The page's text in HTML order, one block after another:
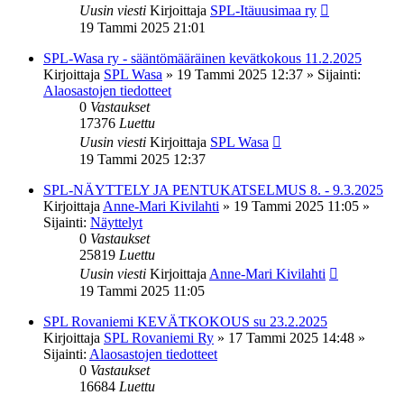
Uusin viesti Kirjoittaja SPL-Itäuusimaa ry
19 Tammi 2025 21:01
SPL-Wasa ry - sääntömääräinen kevätkokous 11.2.2025
Kirjoittaja SPL Wasa » 19 Tammi 2025 12:37 » Sijainti:
Alaosastojen tiedotteet
0 Vastaukset
17376 Luettu
Uusin viesti Kirjoittaja SPL Wasa
19 Tammi 2025 12:37
SPL-NÄYTTELY JA PENTUKATSELMUS 8. - 9.3.2025
Kirjoittaja Anne-Mari Kivilahti » 19 Tammi 2025 11:05 »
Sijainti: Näyttelyt
0 Vastaukset
25819 Luettu
Uusin viesti Kirjoittaja Anne-Mari Kivilahti
19 Tammi 2025 11:05
SPL Rovaniemi KEVÄTKOKOUS su 23.2.2025
Kirjoittaja SPL Rovaniemi Ry » 17 Tammi 2025 14:48 »
Sijainti: Alaosastojen tiedotteet
0 Vastaukset
16684 Luettu